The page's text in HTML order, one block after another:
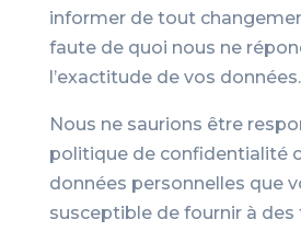
informer de tout
faute de quoi nous ne
l’exactitude de vos données.
Nous ne saurions être
politique de confidentialité
données personnelles que
susceptible de fournir à des